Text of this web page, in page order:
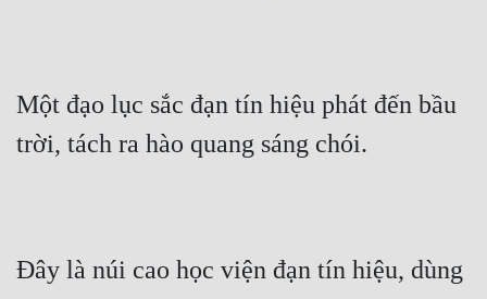
Một đạo lục sắc đạn tín hiệu phát đến bầu
trời, tách ra hào quang sáng chói.
Đây là núi cao học viện đạn tín hiệu, dùng